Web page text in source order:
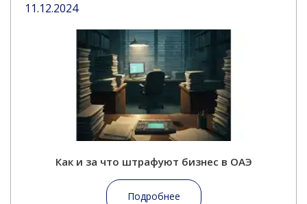
11.12.2024
Как и за что штрафуют бизнес в ОАЭ
Подробнее